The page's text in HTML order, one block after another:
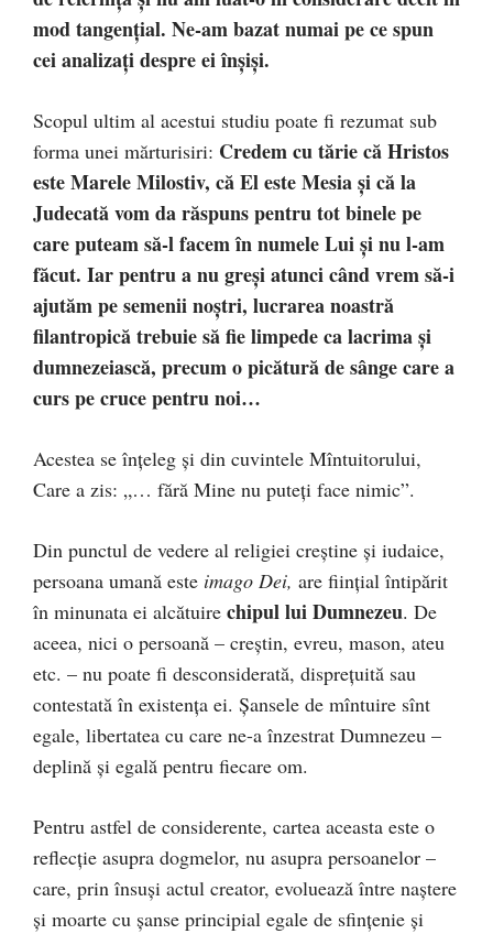
mod tangenţial. Ne-am bazat numai pe ce spun
cei analizaţi despre ei înşişi.
Scopul ultim al acestui studiu poate fi rezumat sub
forma unei mărturisiri: Credem cu tărie că Hristos
este Marele Milostiv, că El este Mesia şi că la
Judecată vom da răspuns pentru tot binele pe
care puteam să-l facem în numele Lui şi nu l-am
făcut. Iar pentru a nu greşi atunci când vrem să-i
ajutăm pe semenii noştri, lucrarea noastră
filantropică trebuie să fie limpede ca lacrima şi
dumnezeiască, precum o picătură de sânge care a
curs pe cruce pentru noi…
Acestea se înţeleg şi din cuvintele Mîntuitorului,
Care a zis: „… fără Mine nu puteţi face nimic”.
Din punctul de vedere al religiei creştine şi iudaice,
persoana umană este imago Dei, are fiinţial întipărit
în minunata ei alcătuire chipul lui Dumnezeu. De
aceea, nici o persoană – creştin, evreu, mason, ateu
etc. – nu poate fi desconsiderată, dispreţuită sau
contestată în existenţa ei. Şansele de mîntuire sînt
egale, libertatea cu care ne-a înzestrat Dumnezeu –
deplină şi egală pentru fiecare om.
Pentru astfel de considerente, cartea aceasta este o
reflecţie asupra dogmelor, nu asupra persoanelor –
care, prin însuşi actul creator, evoluează între naştere
şi moarte cu şanse principial egale de sfinţenie şi